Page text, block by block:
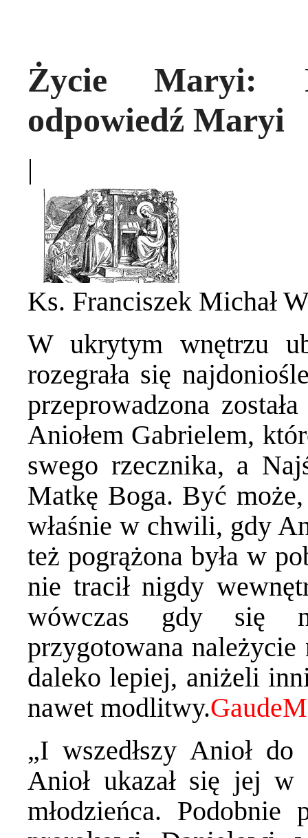
Życie Maryi:
odpowiedź Maryi
|
Ks. Franciszek Michał
W ukrytym wnętrzu
rozegrała się
przeprowadzona
Aniołem Gabrielem,
swego rzecznika, a
Matkę Boga. Być
właśnie w chwili, gdy
też pogrążona była w
nie tracił nigdy
wówczas gdy się
przygotowana należycie
daleko lepiej, aniżeli
nawet modlitwy.
„I wszedłszy Anioł
Anioł ukazał się jej
młodzieńca. Podobnie